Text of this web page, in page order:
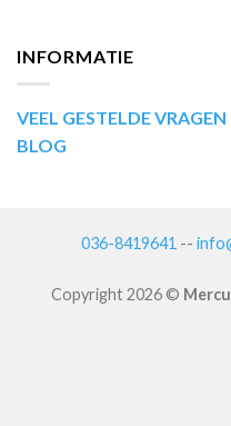
INFORMATIE
VEEL GESTELDE
BLOG
036-8419641 --
Copyright 2026 ©